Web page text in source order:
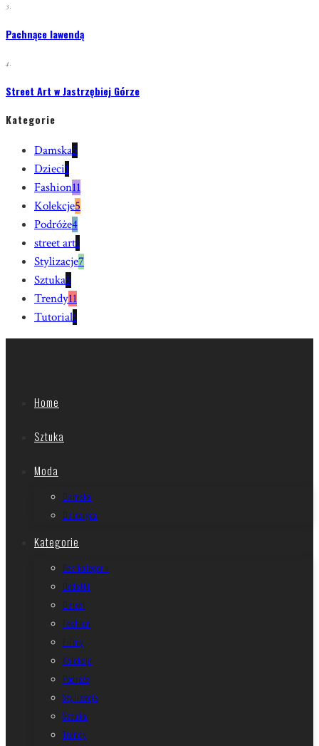
3.
Pachnące lawendą
4.
Street Art w Jastrzębiej Górze
Kategorie
Damska5
Dzieci1
Fashion11
Kolekcje5
Podróże4
street art1
Stylizacje7
Sztuka5
Trendy11
Tutorial1
Home
Sztuka
Moda
Damska
Dziecięca
Kategorie
Bez kategorii
Dodatki
Dzieci
Fashion
Filmy
Kolekcje
Podróże
Stylizacje
Sztuka
Trendy